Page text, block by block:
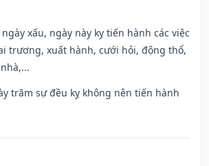
ngày xấu, ngày này kỵ tiến hành các việc
trương, xuất hành, cưới hỏi, động thổ,
trăm sự đều kỵ không nên tiến hành